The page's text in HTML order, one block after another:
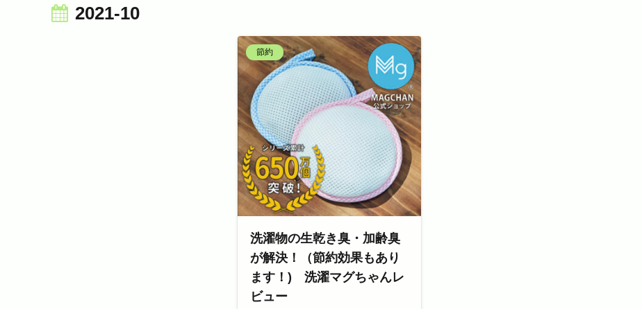
2021-10
節約
洗濯物の生乾き臭・加齢臭
が解決！（節約効果もあり
ます！) 洗濯マグちゃんレ
ビュー